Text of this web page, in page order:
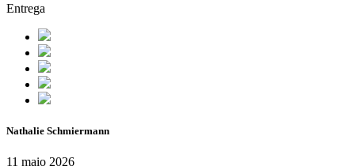
Entrega
Nathalie Schmiermann
11 maio 2026